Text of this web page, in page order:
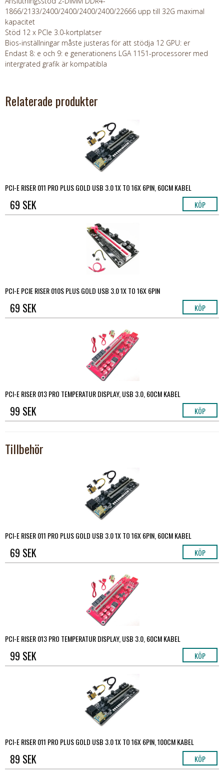
1866/2133/2400/2400/2400/2400/22666 upp till 32G maximal
kapacitet
Stöd 12 x PCIe 3.0-kortplatser
Bios-inställningar måste justeras för att stödja 12 GPU: er
Endast 8: e och 9: e generationens LGA 1151-processorer med
intergrated grafik är kompatibla
Relaterade produkter
PCI-E RISER 011 PRO PLUS GOLD USB 3.0 1X TO 16X 6PIN, 60CM KABEL
69 SEK KÖP
PCI-E PCIE RISER 010S PLUS GOLD USB 3.0 1X TO 16X 6PIN
69 SEK KÖP
PCI-E RISER 013 PRO TEMPERATUR DISPLAY, USB 3.0, 60CM KABEL
99 SEK KÖP
Tillbehör
PCI-E RISER 011 PRO PLUS GOLD USB 3.0 1X TO 16X 6PIN, 60CM KABEL
69 SEK KÖP
PCI-E RISER 013 PRO TEMPERATUR DISPLAY, USB 3.0, 60CM KABEL
99 SEK KÖP
PCI-E RISER 011 PRO PLUS GOLD USB 3.0 1X TO 16X 6PIN, 100CM KABEL
89 SEK KÖP